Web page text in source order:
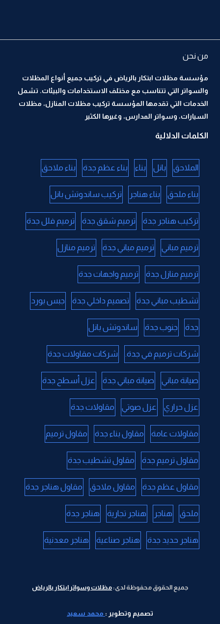
من نحن
مؤسسة مظلات ابتكار بالرياض في تركيب جميع أنواع المظلات
والسواتر التي تتناسب مع مختلف الاستخدامات والبيئات. تشمل
الخدمات التي تقدمها المؤسسة تركيب مظلات المنازل، مظلات
السيارات، وسواتر المدارس، وغيرها الكثير
الكلمات الدلالية
الملاحق بانل بناء بناء عظم جدة بناء ملاحق
بناء ملحق بناء هناجر تركيب ساندوتش بانل
تركيب هناجر جدة ترميم شقق جدة ترميم فلل جدة
ترميم مباني ترميم مباني جدة ترميم منازل
ترميم منازل جدة ترميم واجهات جدة
تشطيب مباني جدة تصميم داخلي جدة جبس بورد
جدة جنوب جدة ساندوتش بانل
شركات ترميم في جدة. شركات مقاولات جدة
صيانة مباني صيانة مباني جدة عزل أسطح جدة
عزل حراري عزل صوتي مقاولات جدة
مقاولات عامة مقاول بناء جدة مقاول ترميم
مقاول ترميم جدة مقاول تشطيب جدة
مقاول عظم جدة مقاول ملاحق مقاول هناجر جدة
ملحق هناجر هناجر تجارية هناجر جدة
هناجر حديد جدة هناجر صناعية هناجر معدنية
جميع الحقوق محفوظة لدى: مظلات وسواتر ابتكار بالرياض
تصميم وتطوير : محمد سعيد